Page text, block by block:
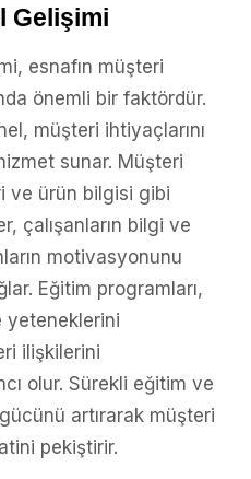
Gelişimi
esnafın müşteri
önemli bir faktördür.
müşteri ihtiyaçlarını
sunar. Müşteri
ve ürün bilgisi gibi
çalışanların bilgi ve
motivasyonunu
Eğitim programları,
yeteneklerini
ilişkilerini
olur. Sürekli eğitim ve
artırarak müşteri
pekiştirir.